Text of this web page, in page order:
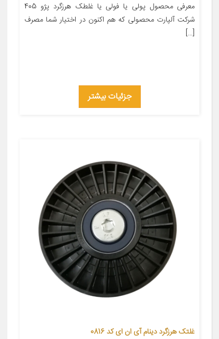
معرفی محصول پولی یا فولی یا غلطک هرزگرد پژو 405
شرکت آلپارت محصولی که هم اکنون در اختیار شما مصرف
[…]
جزئیات بیشتر
غلتک هرزگرد دینام آی ان ای كد 0816